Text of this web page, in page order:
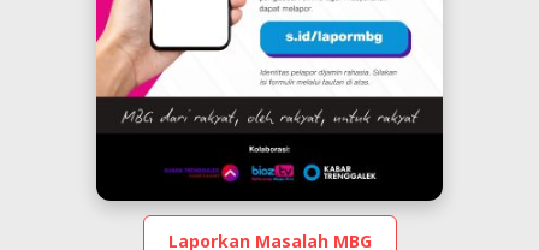
Laporkan Masalah MBG